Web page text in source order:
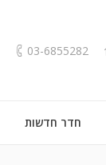
03-6855282
חדר חדשות